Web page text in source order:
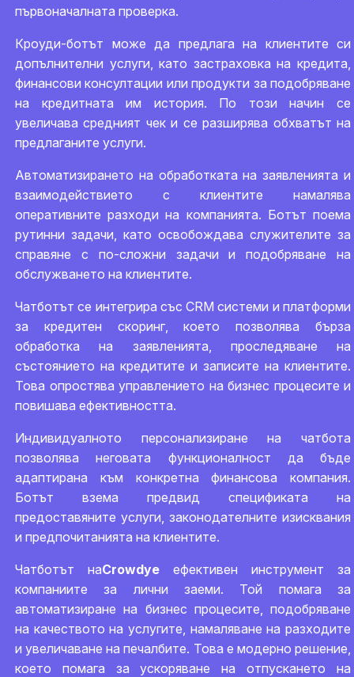
първоначалната проверка.
Кроуди-ботът може да предлага на клиентите си
допълнителни услуги, като застраховка на кредита,
финансови консултации или продукти за подобряване
на кредитната им история. По този начин се
увеличава средният чек и се разширява обхватът на
предлаганите услуги.
Автоматизирането на обработката на заявленията и
взаимодействието с клиентите намалява
оперативните разходи на компанията. Ботът поема
рутинни задачи, като освобождава служителите за
справяне с по-сложни задачи и подобряване на
обслужването на клиентите.
Чатботът се интегрира със CRM системи и платформи
за кредитен скоринг, което позволява бърза
обработка на заявленията, проследяване на
състоянието на кредитите и записите на клиентите.
Това опростява управлението на бизнес процесите и
повишава ефективността.
Индивидуалното персонализиране на чатбота
позволява неговата функционалност да бъде
адаптирана към конкретна финансова компания.
Ботът взема предвид спецификата на
предоставяните услуги, законодателните изисквания
и предпочитанията на клиентите.
Чатботът наCrowdyе ефективен инструмент за
компаниите за лични заеми. Той помага за
автоматизиране на бизнес процесите, подобряване
на качеството на услугите, намаляване на разходите
и увеличаване на печалбите. Това е модерно решение,
което помага за ускоряване на отпускането на